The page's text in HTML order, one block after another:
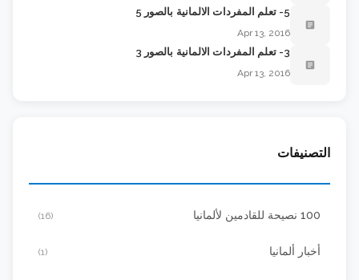
article
5- تعلم المفردات الالمانية بالصور 5
Apr 13, 2016
article
3- تعلم المفردات الالمانية بالصور 3
Apr 13, 2016
التصنيفات
100 نصيحة للقادمين لألمانيا (16)
أخبار ألمانيا (1)